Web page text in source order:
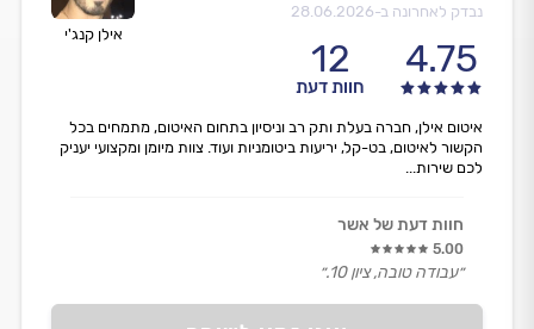
אילן קנג'י
נבדק לאחרונה ב-28.06.2026
4.75
12
חוות דעת
איטום אילן, חברה בעלת ותק רב וניסיון בתחום האיטום, מתמחים בכל
הקשור לאיטום, בט-קל, יריעות ביטומניות ועוד. צוות מיומן ומקצועי יעניק
לכם שירות...
חוות דעת של אשר
5.00
״עבודה טובה, ציון 10.״